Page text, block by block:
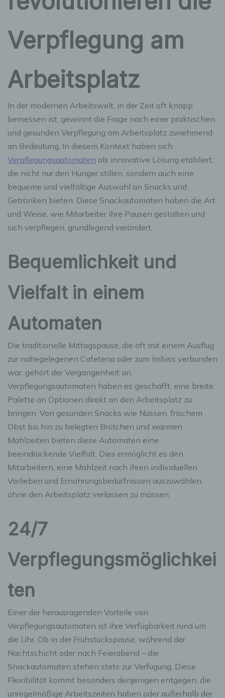
Verpflegung am
Arbeitsplatz
In der modernen Arbeitswelt, in der Zeit oft knapp
bemessen ist, gewinnt die Frage nach einer praktischen
und gesunden Verpflegung am Arbeitsplatz zunehmend
an Bedeutung. In diesem Kontext haben sich
Verpflegungsautomaten als innovative Lösung etabliert,
die nicht nur den Hunger stillen, sondern auch eine
bequeme und vielfältige Auswahl an Snacks und
Getränken bieten. Diese Snackautomaten haben die Art
und Weise, wie Mitarbeiter ihre Pausen gestalten und
sich verpflegen, grundlegend verändert.
Bequemlichkeit und
Vielfalt in einem
Automaten
Die traditionelle Mittagspause, die oft mit einem Ausflug
zur nahegelegenen Cafeteria oder zum Imbiss verbunden
war, gehört der Vergangenheit an.
Verpflegungsautomaten haben es geschafft, eine breite
Palette an Optionen direkt an den Arbeitsplatz zu
bringen. Von gesunden Snacks wie Nüssen, frischem
Obst bis hin zu belegten Brötchen und warmen
Mahlzeiten bieten diese Automaten eine
beeindruckende Vielfalt. Dies ermöglicht es den
Mitarbeitern, eine Mahlzeit nach ihren individuellen
Vorlieben und Ernährungsbedürfnissen auszuwählen,
ohne den Arbeitsplatz verlassen zu müssen.
24/7
Verpflegungsmöglichkei
ten
Einer der herausragenden Vorteile von
Verpflegungsautomaten ist ihre Verfügbarkeit rund um
die Uhr. Ob in der Frühstückspause, während der
Nachtschicht oder nach Feierabend – die
Snackautomaten stehen stets zur Verfügung. Diese
Flexibilität kommt besonders denjenigen entgegen, die
unregelmäßige Arbeitszeiten haben oder außerhalb der